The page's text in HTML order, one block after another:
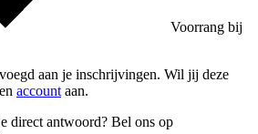
Voorrang bij
aan je inschrijvingen. Wil jij deze
account aan.
direct antwoord? Bel ons op